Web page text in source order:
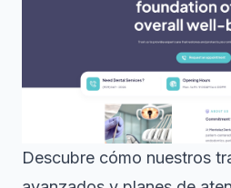
Descubre cómo nuestros